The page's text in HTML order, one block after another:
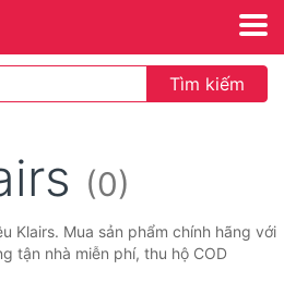
Tìm kiếm
(0)
Klairs. Mua sản phẩm chính hãng với
tận nhà miễn phí, thu hộ COD